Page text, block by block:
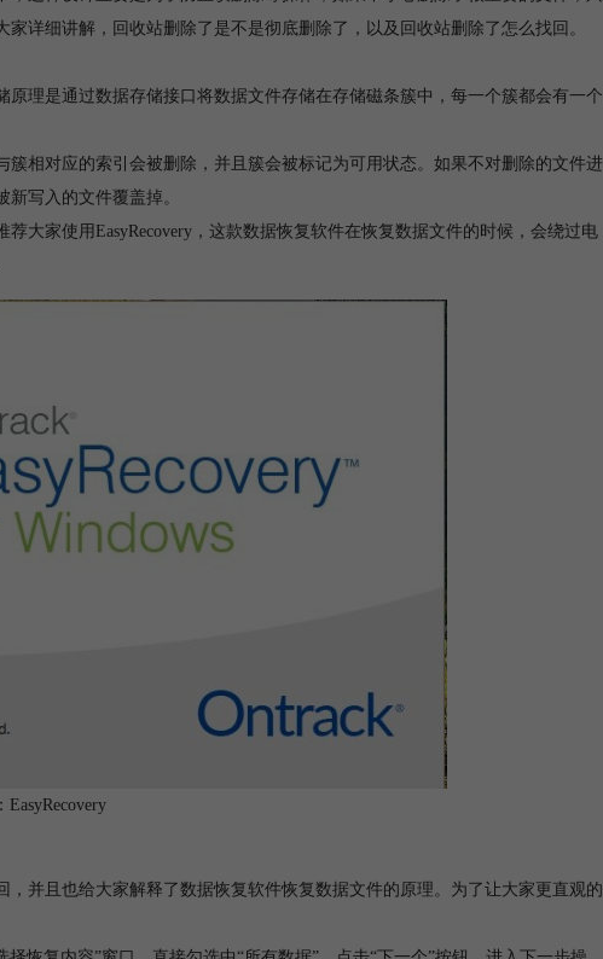
详细讲解，回收站删除了是不是彻底删除了，以及回收站删除了怎么找回。
理是通过数据存储接口将数据文件存储在存储磁条簇中，每一个簇都会有一个
相对应的索引会被删除，并且簇会被标记为可用状态。如果不对删除的文件进
写入的文件覆盖掉。
大家使用EasyRecovery，这款数据恢复软件在恢复数据文件的时候，会绕过电
EasyRecovery
并且也给大家解释了数据恢复软件恢复数据文件的原理。为了让大家更直观的